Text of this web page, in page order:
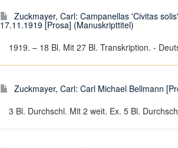
Zuckmayer, Carl: Campanellas 'Civitas
17.11.1919 [Prosa] (Manuskripttitel)
1919. – 18 Bl. Mit 27 Bl. Transkription. -
Zuckmayer, Carl: Carl Michael Bellmann
3 Bl. Durchschl. Mit 2 weit. Ex. 5 Bl.